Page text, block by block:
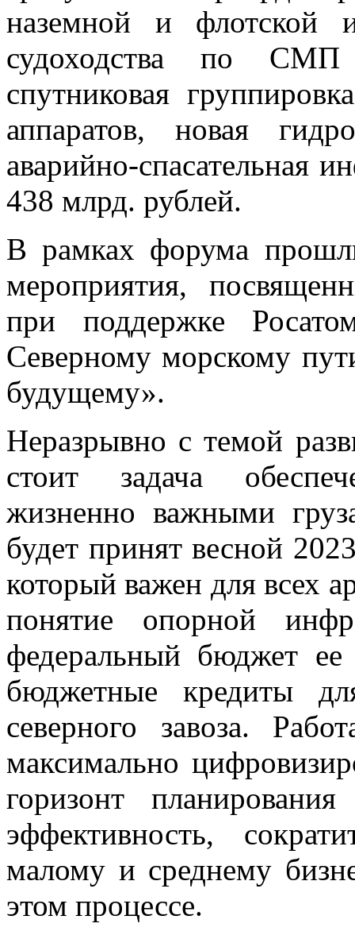
наземной и флотской
судоходства по СМП
спутниковая
аппаратов, новая
аварийно-спасательная
438 млрд. рублей.
В рамках форума
мероприятия,
при поддержке
Северному морскому
будущему».
Неразрывно с темой
стоит задача
жизненно важными
будет принят весной
который важен для всех
понятие опорной
федеральный бюджет ее
бюджетные кредиты
северного завоза.
максимально
горизонт
эффективность,
малому и среднему
этом процессе.